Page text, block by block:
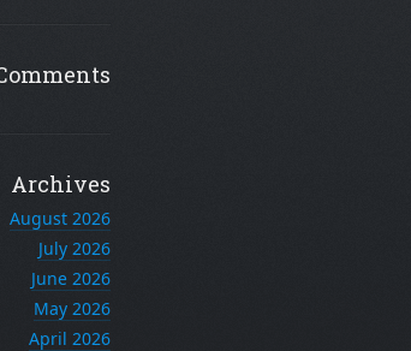
Archives
August 2026
July 2026
June 2026
May 2026
April 2026